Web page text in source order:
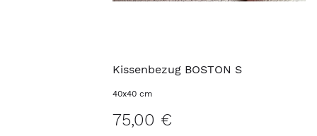
Kissenbezug BOSTON S